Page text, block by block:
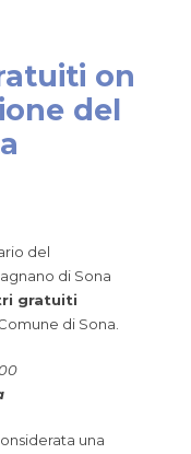
on
del
del
di Sona
gratuiti
di Sona.
una